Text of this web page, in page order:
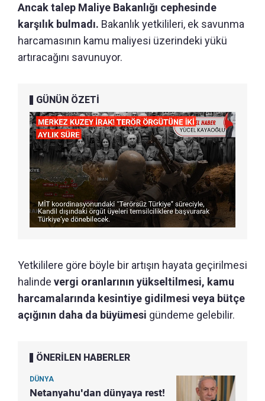
Ancak talep Maliye Bakanlığı cephesinde
karşılık bulmadı. Bakanlık yetkilileri, ek savunma
harcamasının kamu maliyesi üzerindeki yükü
artıracağını savunuyor.
GÜNÜN ÖZETİ
Yetkililere göre böyle bir artışın hayata geçirilmesi
halinde vergi oranlarının yükseltilmesi, kamu
harcamalarında kesintiye gidilmesi veya bütçe
açığının daha da büyümesi gündeme gelebilir.
ÖNERİLEN HABERLER
DÜNYA
Netanyahu'dan dünyaya rest!